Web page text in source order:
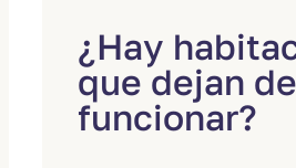
¿Hay
que dejan de
funcionar?